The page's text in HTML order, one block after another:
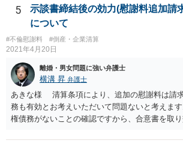
った場合に強制執行を行うといった方法が考え
たい、相手方の協力が期待できるとのことであ
も手です。 どちらの手段を取るにしても弁護士
すすめします。
5
示談書締結後の効力(慰謝料追加請
について
#不倫慰謝料 #倒産・企業清算
2021年4月20日
離婚・男女問題に強い弁護士
横溝 昇 弁護士
あきな様 清算条項により、追加の慰謝料は請
務も有効とお考えいただいて問題ないと考え
権債務がないことの確認ですから、合意書を取
方との関係についてのものですから、その後関